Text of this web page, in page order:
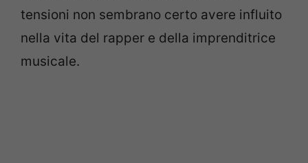
tensioni non sembrano certo avere influito
nella vita del rapper e della imprenditrice
musicale.